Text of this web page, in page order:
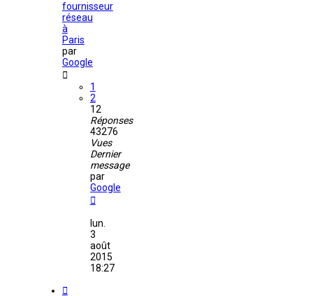
fournisseur
réseau
à
Paris
par
Google
1
2
12
Réponses
43276
Vues
Dernier
message
par
Google
lun.
3
août
2015
18:27